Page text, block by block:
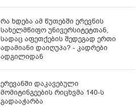
რა ხდება ამ წუთებში ერევნის
სახელმწიფო უნივერსიტეტთან,
სადაც აფეთქების შედეგად ერთი
ადამიანი დაიღუპა? - კადრები
ადგილიდან
ერევანში დაკავებული
მომიტინგეების რიცხვმა 140-ს
გადააჭარბა